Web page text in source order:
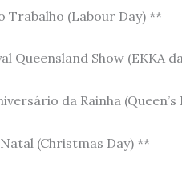
Trabalho (Labour Day) **
Queensland Show (EKKA
da Rainha (Queen’s
(Christmas Day) **